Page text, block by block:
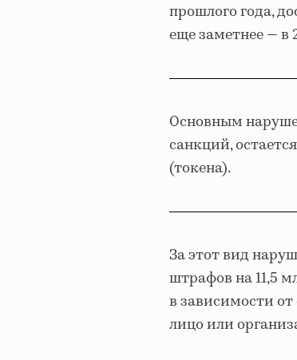
прошлого года,
еще заметнее — в
Основным
санкций,
(токена).
За этот вид
штрафов на 11,5
в зависимости
лицо или